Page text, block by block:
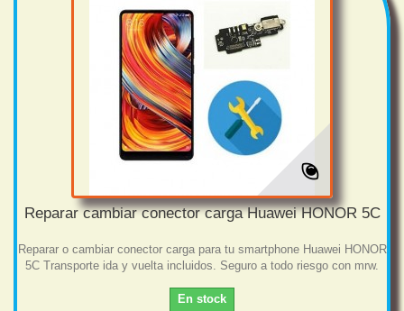
Reparar cambiar conector carga Huawei HONOR 5C
Reparar o cambiar conector carga para tu smartphone Huawei HONOR
5C Transporte ida y vuelta incluidos. Seguro a todo riesgo con mrw.
En stock